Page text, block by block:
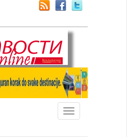
Toggle
navigation